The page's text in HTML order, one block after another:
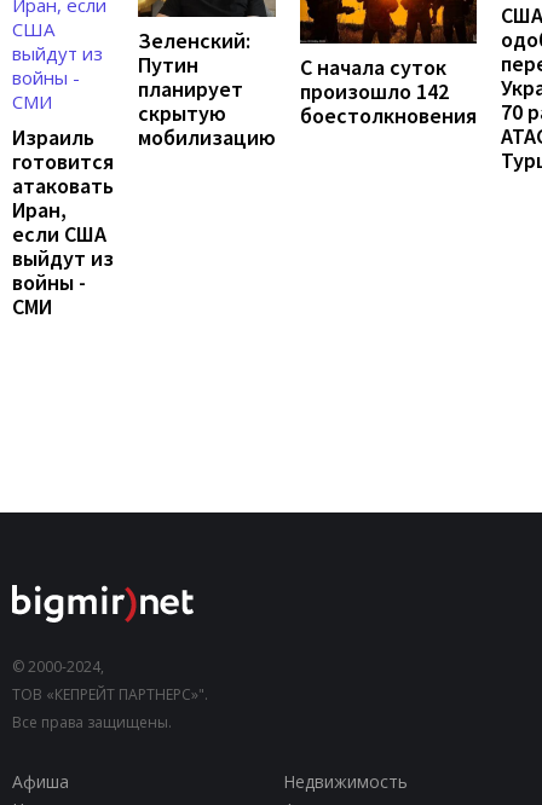
Израиль
готовится
атаковать
Иран,
если США
выйдут из
войны -
СМИ
Зеленский:
Путин
планирует
скрытую
мобилизацию
С начала суток
произошло 142
боестолкновения
США
70
© 2000-2024,
ТОВ «КЕПРЕЙТ ПАРТНЕРС»".
Все права защищены.
Афиша
Недвижимость